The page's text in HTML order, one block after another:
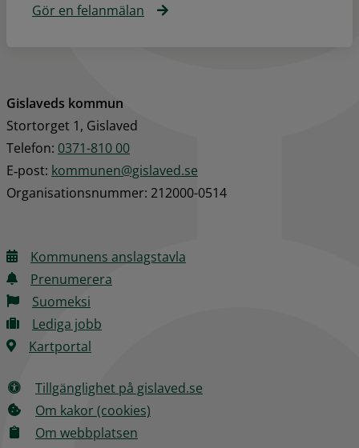
Gör en felanmälan
Gislaveds kommun
Stortorget 1, Gislaved
Telefon: 0371-810 00
E‑post: kommunen@gislaved.se
Organisationsnummer: 212000-0514
Kommunens anslagstavla
Prenumerera
Suomeksi
Lediga jobb
Kartportal
Tillgänglighet på gislaved.se
Om kakor (cookies)
Om webbplatsen